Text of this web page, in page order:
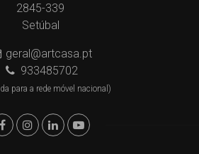
2845-339
Setúbal
geral@artcasa.pt
933485702
para a rede móvel nacional)